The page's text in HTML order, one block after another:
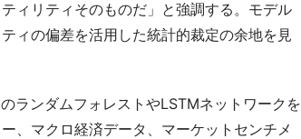
ィリティそのものだ」と強調する。モデル
ィの偏差を活用した統計的裁定の余地を見
ランダムフォレストやLSTMネットワークを
、マクロ経済データ、マーケットセンチメ